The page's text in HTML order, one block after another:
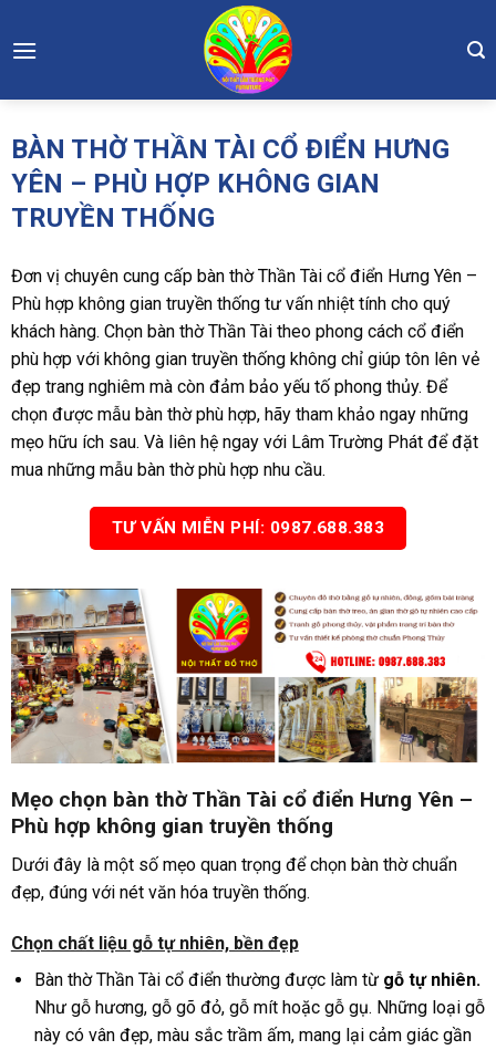
to
BÀN THỜ THẦN TÀI CỔ ĐIỂN HƯNG
YÊN – PHÙ HỢP KHÔNG GIAN
TRUYỀN THỐNG
Đơn vị chuyên cung cấp bàn thờ Thần Tài cổ điển Hưng Yên –
Phù hợp không gian truyền thống tư vấn nhiệt tính cho quý
khách hàng. Chọn bàn thờ Thần Tài theo phong cách cổ điển
phù hợp với không gian truyền thống không chỉ giúp tôn lên vẻ
đẹp trang nghiêm mà còn đảm bảo yếu tố phong thủy. Để
chọn được mẫu bàn thờ phù hợp, hãy tham khảo ngay những
mẹo hữu ích sau. Và liên hệ ngay với Lâm Trường Phát để đặt
mua những mẫu bàn thờ phù hợp nhu cầu.
TƯ VẤN MIỄN PHÍ: 0987.688.383
Mẹo chọn bàn thờ Thần Tài cổ điển Hưng Yên –
Phù hợp không gian truyền thống
Dưới đây là một số mẹo quan trọng để chọn bàn thờ chuẩn
đẹp, đúng với nét văn hóa truyền thống.
Chọn chất liệu gỗ tự nhiên, bền đẹp
Bàn thờ Thần Tài cổ điển thường được làm từ gỗ tự nhiên.
Như gỗ hương, gỗ gõ đỏ, gỗ mít hoặc gỗ gụ. Những loại gỗ
này có vân đẹp, màu sắc trầm ấm, mang lại cảm giác gần